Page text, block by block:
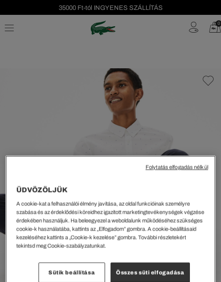
35000 Ft-tól INGYENES SZÁLLÍTÁS
Szezonális leárazás akár -40%! 0
ÜDVÖZÖLJÜK
A cookie-kat a felhasználói élmény javítása, az oldal funkcióinak személyre
szabása és az érdeklődési köreidhez igazított marketingtevékenységek végzése
érdekében használjuk. Ha beleegyezel a weboldalunk működéséhez szükséges
cookie-k használatába, kattints az „Elfogadom” gombra. A cookie-beállításaid
kezeléséhez kattints a „Cookie-k kezelése” gombra. További részletekért
tekintsd meg Cookie-szabályzatunkat.
Sütik beállítása Összes süti elfogadása
Folytatás elfogadás nélkül